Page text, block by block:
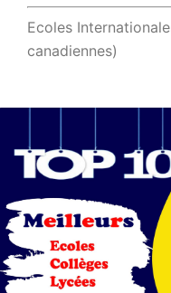
Ecoles
canadiennes)